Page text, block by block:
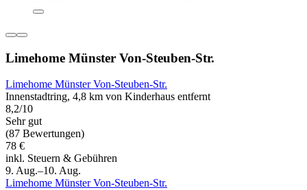
Limehome Münster Von-Steuben-Str.
Limehome Münster Von-Steuben-Str.
Innenstadtring, 4,8 km von Kinderhaus entfernt
8,2/10
Sehr gut
(87 Bewertungen)
78 €
inkl. Steuern & Gebühren
9. Aug.–10. Aug.
Limehome Münster Von-Steuben-Str.